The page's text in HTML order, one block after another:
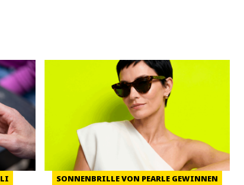
SONNENBRILLE VON PEARLE GEWINNEN